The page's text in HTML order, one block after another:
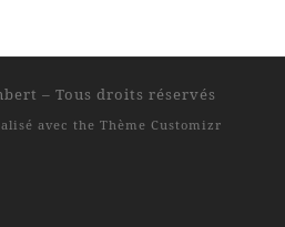
– Tous droits réservés
avec the Thème Customizr